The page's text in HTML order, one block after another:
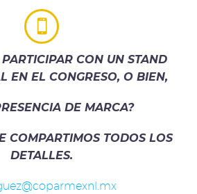


CON UN STAND
EN EL CONGRESO, O BIEN,
DE MARCA?
COMPARTIMOS TODOS LOS
DETALLES.